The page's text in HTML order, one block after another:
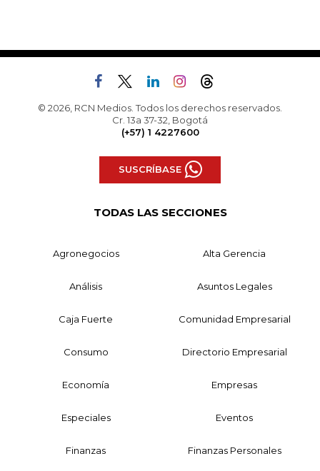
© 2026, RCN Medios. Todos los derechos reservados.
Cr. 13a 37-32, Bogotá
(+57) 1 4227600
SUSCRÍBASE
TODAS LAS SECCIONES
Agronegocios Alta Gerencia
Análisis Asuntos Legales
Caja Fuerte Comunidad Empresarial
Consumo Directorio Empresarial
Economía Empresas
Especiales Eventos
Finanzas Finanzas Personales